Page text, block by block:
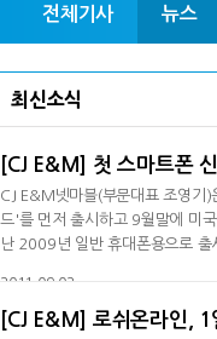
전체기사 뉴스
최신소식
[CJ E&M] 첫 스마트폰
CJ E&M넷마블(부문대표 조영기
드'를 먼저 출시하고 9월말에 미국·일본 등 해외 앱
난 2009년 일반 휴대폰용으로 출
2011-09-02
[CJ E&M] 로쉬온라인,